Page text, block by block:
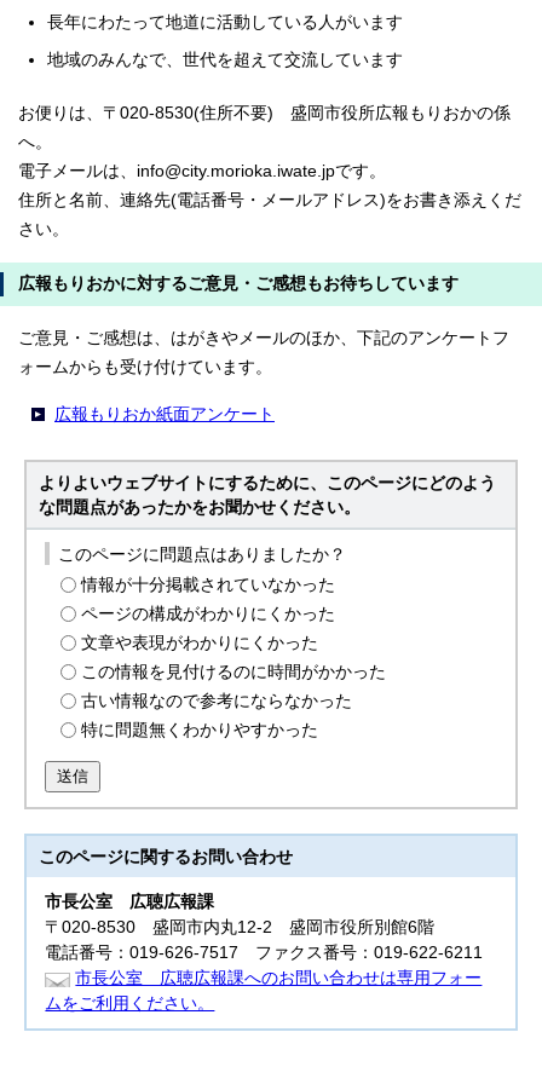
長年にわたって地道に活動している人がいます
地域のみんなで、世代を超えて交流しています
お便りは、〒020-8530(住所不要) 盛岡市役所広報もりおかの係
へ。
電子メールは、info@city.morioka.iwate.jpです。
住所と名前、連絡先(電話番号・メールアドレス)をお書き添えくだ
さい。
広報もりおかに対するご意見・ご感想もお待ちしています
ご意見・ご感想は、はがきやメールのほか、下記のアンケートフ
ォームからも受け付けています。
広報もりおか紙面アンケート
よりよいウェブサイトにするために、このページにどのよう
な問題点があったかをお聞かせください。
このページに問題点はありましたか？
情報が十分掲載されていなかった
ページの構成がわかりにくかった
文章や表現がわかりにくかった
この情報を見付けるのに時間がかかった
古い情報なので参考にならなかった
特に問題無くわかりやすかった
送信
このページに関するお問い合わせ
市長公室 広聴広報課
〒020-8530 盛岡市内丸12-2 盛岡市役所別館6階
電話番号：019-626-7517 ファクス番号：019-622-6211
市長公室 広聴広報課へのお問い合わせは専用フォー
ムをご利用ください。